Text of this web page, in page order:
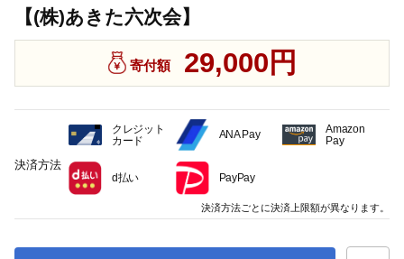
【(株)あきた六次会】
寄付額 29,000円
決済方法
クレジット
カード
ANA Pay
Amazon
Pay
d払い PayPay
決済方法ごとに決済上限額が異なります。